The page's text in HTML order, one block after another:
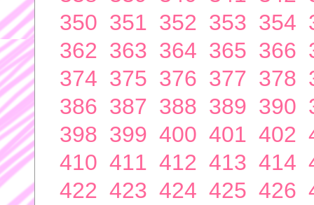
350 351 352 353 354
362 363 364 365 366
374 375 376 377 378
386 387 388 389 390
398 399 400 401 402
410 411 412 413 414
422 423 424 425 426